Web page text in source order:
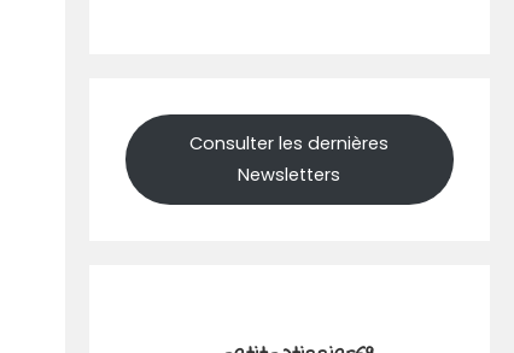
Consulter les dernières
Newsletters